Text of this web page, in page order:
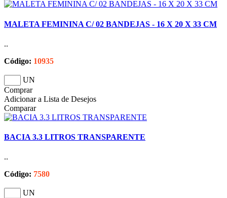
MALETA FEMININA C/ 02 BANDEJAS - 16 X 20 X 33 CM
..
Código: 10935
UN
Comprar
Adicionar a Lista de Desejos
Comparar
BACIA 3.3 LITROS TRANSPARENTE
..
Código: 7580
UN